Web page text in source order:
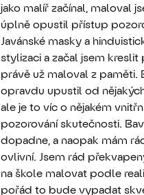
jako malíř začínal, maloval
úplně opustil přístup
Javánské masky a
stylizaci a začal jsem
právě už maloval z paměti.
opravdu upustil od
ale je to víc o nějakém
pozorování skutečnosti.
dopadne, a naopak mám
ovlivní. Jsem rád
na škole malovat podle
pořád to bude vypadat